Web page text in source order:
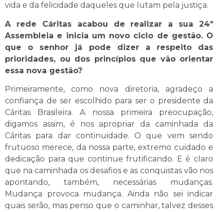
vida e da felicidade daqueles que lutam pela justiça.
A rede Cáritas acabou de realizar a sua 24ª
Assembleia e inicia um novo ciclo de gestão. O
que o senhor já pode dizer a respeito das
prioridades, ou dos princípios que vão orientar
essa nova gestão?
Primeiramente, como nova diretoria, agradeço a
confiança de ser escolhido para ser o presidente da
Cáritas Brasileira. A nossa primeira preocupação,
digamos assim, é nos apropriar da caminhada da
Cáritas para dar continuidade. O que vem sendo
frutuoso merece, da nossa parte, extremo cuidado e
dedicação para que continue frutificando. E é claro
que na caminhada os desafios e as conquistas vão nos
apontando, também, necessárias mudanças.
Mudança provoca mudança. Ainda não sei indicar
quais serão, mas penso que o caminhar, talvez desses